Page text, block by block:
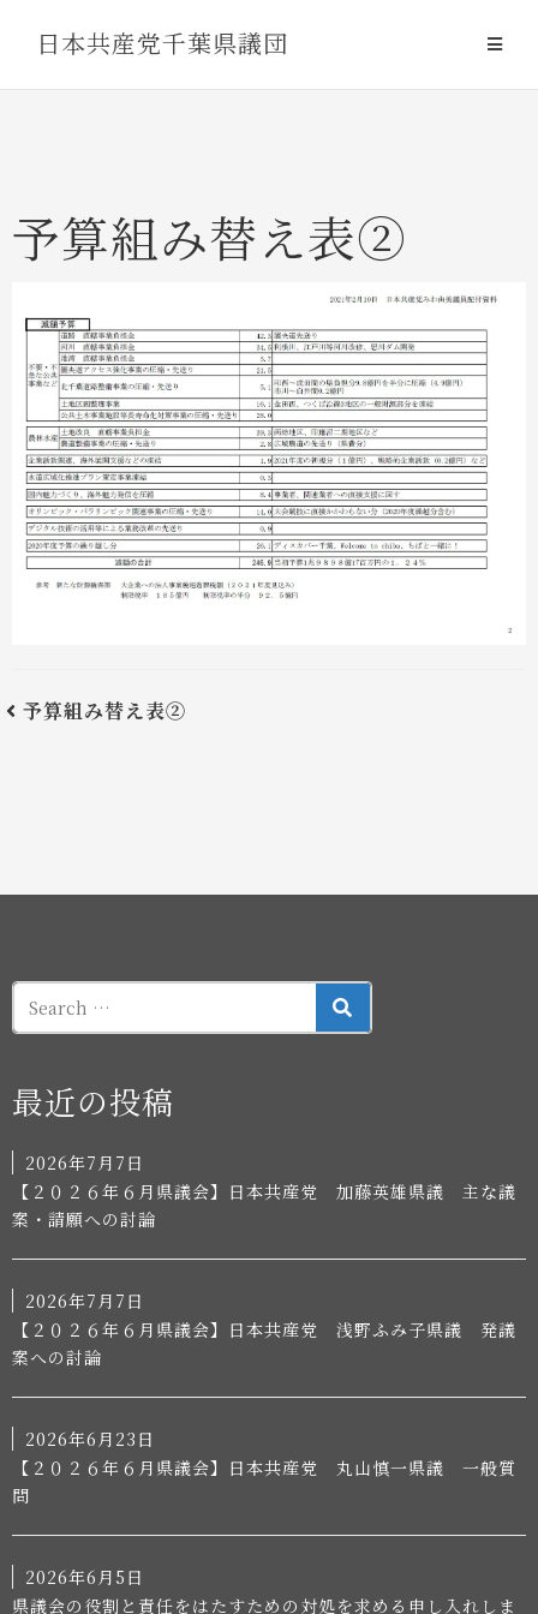
日本共産党千葉県議団
予算組み替え表②
予算組み替え表②
SEARCH
最近の投稿
2026年7月7日
【２０２６年６月県議会】日本共産党 加藤英雄県議 主な議
案・請願への討論
2026年7月7日
【２０２６年６月県議会】日本共産党 浅野ふみ子県議 発議
案への討論
2026年6月23日
【２０２６年６月県議会】日本共産党 丸山慎一県議 一般質
問
2026年6月5日
県議会の役割と責任をはたすための対処を求める申し入れしま